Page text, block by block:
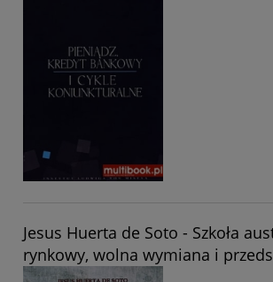
Jesus Huerta de Soto - Szkoła
rynkowy, wolna wymiana i